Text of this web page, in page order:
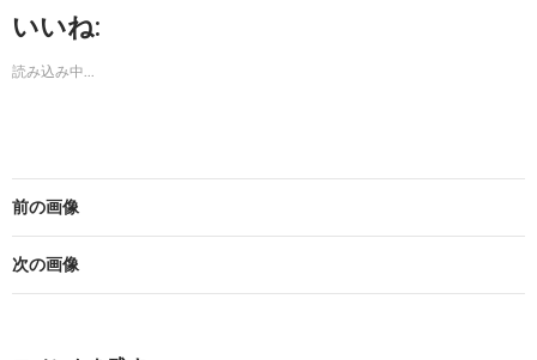
いいね:
読み込み中...
前の画像
次の画像